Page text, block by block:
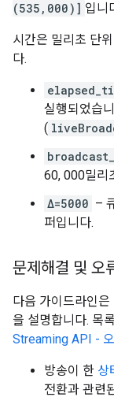
(535,000)] 입니
시간은 밀리초 단
다.
실행되었습
(
60, 000밀리
Δ=5000 –
퍼입니다.
문제해결 및 오
다음 가이드라인
을 설명합니다. 목
Streaming API -
방송이 한 상
전환과 관련